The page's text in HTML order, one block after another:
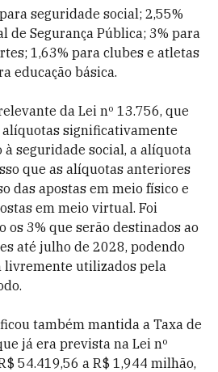
seguridade social; 2,55%
de Segurança Pública; 3% para
1,63% para clubes e atletas
educação básica.
da Lei nº 13.756, que
significativamente
à seguridade social, a alíquota
que as alíquotas anteriores
das apostas em meio físico e
em meio virtual. Foi
os 3% que serão destinados ao
até julho de 2028, podendo
livremente utilizados pela
também mantida a Taxa de
já era prevista na Lei nº
54.419,56 a R$ 1,944 milhão,